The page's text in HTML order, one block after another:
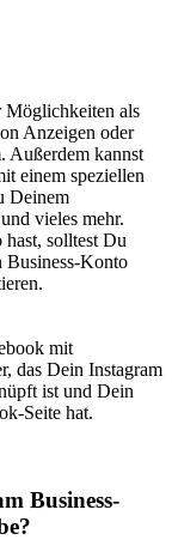
Möglichkeiten als
Anzeigen oder
Außerdem kannst
einem speziellen
Deinem
vieles mehr.
solltest Du
Business-Konto
mit
das Dein Instagram
ist und Dein
Seite hat.
Business-